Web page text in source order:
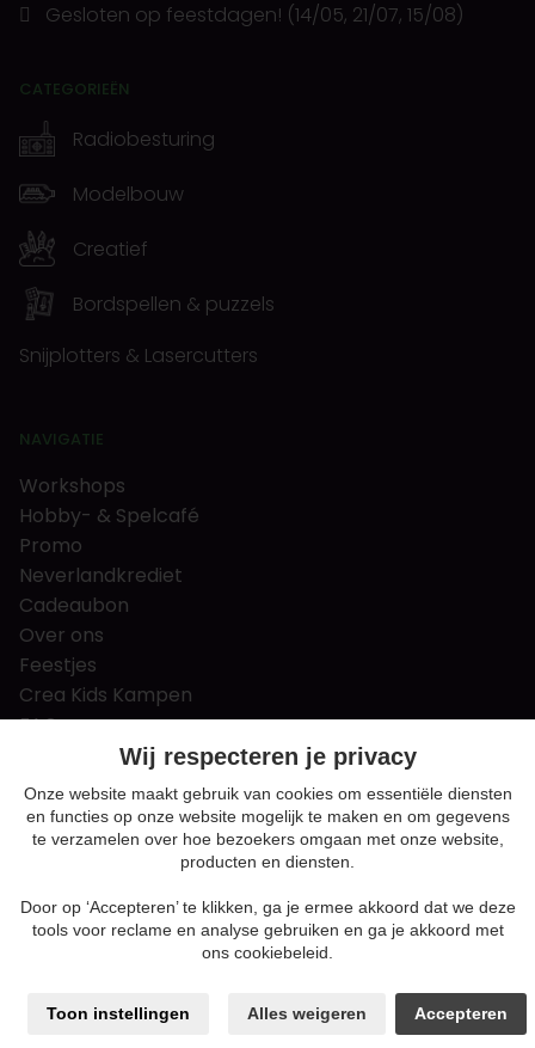
Gesloten op feestdagen! (14/05, 21/07, 15/08)
CATEGORIEËN
Radiobesturing
Modelbouw
Creatief
Bordspellen & puzzels
Snijplotters & Lasercutters
NAVIGATIE
Workshops
Hobby- & Spelcafé
Promo
Neverlandkrediet
Cadeaubon
Over ons
Feestjes
Crea Kids Kampen
FAQ
Tips & tricks
Contact
Nieuws & Vacatures
Algemene voorwaarden
Privacy en cookie policy
Sitemap
Wij respecteren je privacy
Onze website maakt gebruik van cookies om essentiële diensten
en functies op onze website mogelijk te maken en om gegevens
te verzamelen over hoe bezoekers omgaan met onze website,
producten en diensten.
Door op ‘Accepteren’ te klikken, ga je ermee akkoord dat we deze
tools voor reclame en analyse gebruiken en ga je akkoord met
ons cookiebeleid.
Toon instellingen Alles weigeren Accepteren